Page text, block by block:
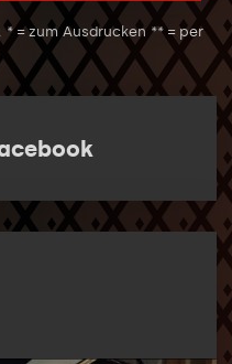
= zum Ausdrucken ** = per